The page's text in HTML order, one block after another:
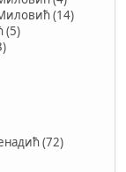
(14)
(5)
(72)